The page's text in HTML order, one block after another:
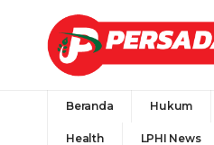
Beranda Hukum
Health LPHI News